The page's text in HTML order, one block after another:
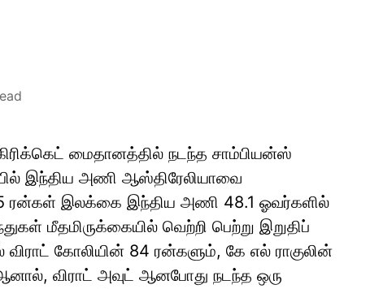
மைதானத்தில் நடந்த சாம்பியன்ஸ்
இந்திய அணி ஆஸ்திரேலியாவை
இலக்கை இந்திய அணி 48.1 ஓவர்களில்
மீதமிருக்கையில் வெற்றி பெற்று இறுதிப்
விராட் கோலியின் 84 ரன்களும், கே எல் ராகுலின்
விராட் அவுட் ஆனபோது நடந்த ஒரு